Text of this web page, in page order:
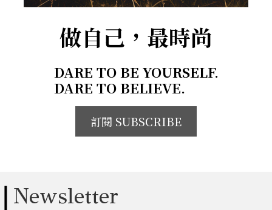
做自己，最時尚
DARE TO BE YOURSELF.
DARE TO BELIEVE.
訂閱 SUBSCRIBE
Newsletter